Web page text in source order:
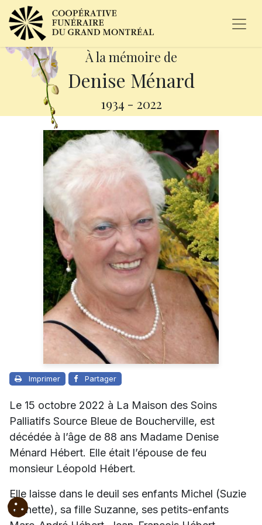
À la mémoire de
Denise Ménard
1934 - 2022
Imprimer Partager
Le 15 octobre 2022 à La Maison des Soins
Palliatifs Source Bleue de Boucherville, est
décédée à l’âge de 88 ans Madame Denise
Ménard Hébert. Elle était l’épouse de feu
monsieur Léopold Hébert.
Elle laisse dans le deuil ses enfants Michel (Suzie
Monette), sa fille Suzanne, ses petits-enfants